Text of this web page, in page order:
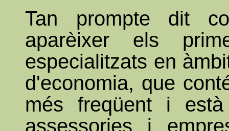
Tan prompte dit
aparèixer els
especialitzats en
d'economia, que
més freqüent i
assessories i